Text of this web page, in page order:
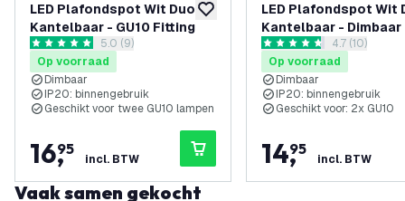
toevoegen aan verlanglijst
LED Plafondspot Wit Duo -
Kantelbaar - GU10 Fitting
reviews drawer openen
5 score sterren5.0 (9)
Op voorraad
Dimbaar
IP20: binnengebruik
Geschikt voor twee GU10 lampen
16,
95
incl. BTW
LED Plafondspot Wit
Kantelbaar - Dimbaar
fitting – Opbouw
reviews
4.7 score sterren4.7 (10)
Op voorraad
Dimbaar
IP20: binnengebruik
Geschikt voor: 2x GU10
14,
95
incl. BTW
Vaak samen gekocht